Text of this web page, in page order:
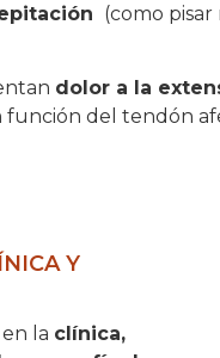
(como
dolor a la
función del tendón
Y
la clínica,